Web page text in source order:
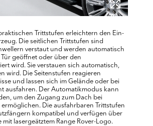
Trittstufen erleichtern den Ein-
Die seitlichen Trittstufen sind
verstaut und werden automatisch
geöffnet oder über den
wird. Sie verstauen sich automatisch,
wird. Die Seitenstufen reagieren
und lassen sich im Gelände oder bei
ausfahren. Der Automatikmodus kann
um den Zugang zum Dach bei
Die ausfahrbaren Trittstufen
kompatibel und verfügen über
lasergeätztem Range Rover-Logo.